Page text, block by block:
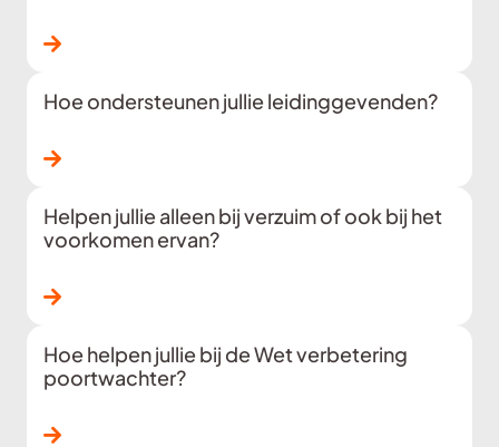
Lees verder
Hoe ondersteunen jullie leidinggevenden?
Lees verder
Helpen jullie alleen bij verzuim of ook bij het
voorkomen ervan?
Lees verder
Hoe helpen jullie bij de Wet verbetering
poortwachter?
Lees verder